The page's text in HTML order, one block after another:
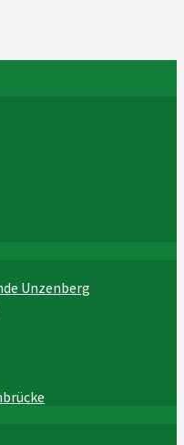
Unzenberg